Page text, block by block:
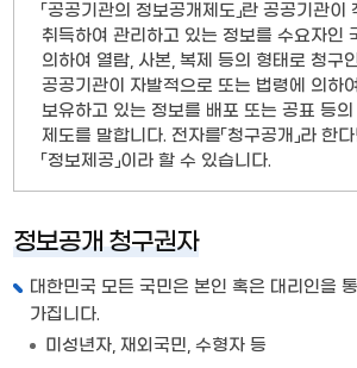
「공공기관의 정보공개제도」란 공공기관
취득하여 관리하고 있는 정보를 수요자인
의하여 열람, 사본, 복제 등의 형태로 청구
공공기관이 자발적으로 또는 법령에 의하
보유하고 있는 정보를 배포 또는 공표 등
제도를 말합니다. 전자를「청구공개」라 한
「정보제공」이라 할 수 있습니다.
정보공개 청구권자
대한민국 모든 국민은 본인 혹은 대리인을
가집니다.
미성년자, 재외국민, 수형자 등